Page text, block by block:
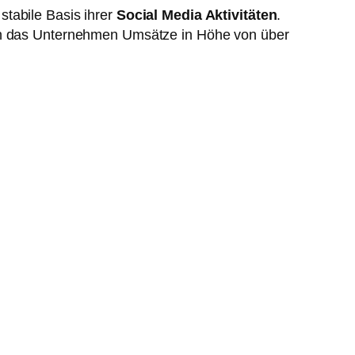
Basis ihrer Social Media Aktivitäten.
Unternehmen Umsätze in Höhe von über